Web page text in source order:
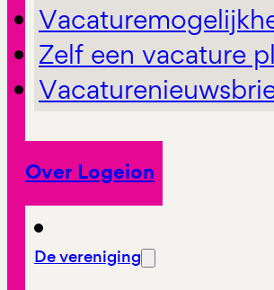
Zelf een vacature
Over Logeion
De vereniging